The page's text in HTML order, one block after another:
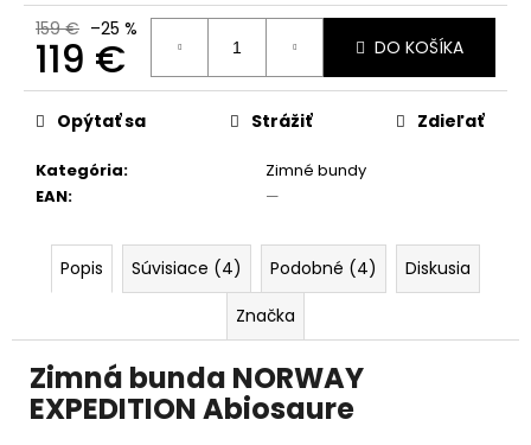
159 € –25 %
119 €
Jednotková
cena:
DO KOŠÍKA
Kategória:
Zimné bundy
EAN: —
Opýtať sa Strážiť Zdieľať
Popis Súvisiace (4) Podobné (4)
Diskusia
Značka
Zimná bunda NORWAY
EXPEDITION Abiosaure
e